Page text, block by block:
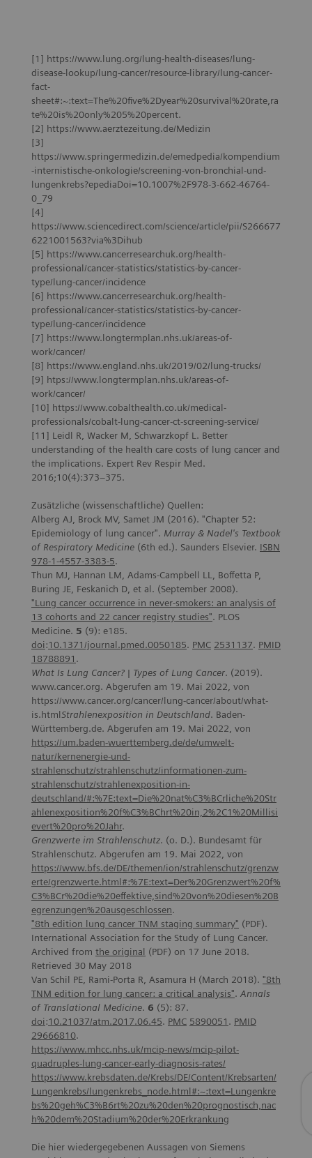
[1] https://www.lung.org/lung-health-diseases/lung-
disease-lookup/lung-cancer/resource-library/lung-cancer-
fact-
sheet#:~:text=The%20five%2Dyear%20survival%20rate,ra
te%20is%20only%205%20percent.
[2] https://www.aerztezeitung.de/Medizin
[3]
https://www.springermedizin.de/emedpedia/kompendium
-internistische-onkologie/screening-von-bronchial-und-
lungenkrebs?epediaDoi=10.1007%2F978-3-662-46764-
0_79
[4]
https://www.sciencedirect.com/science/article/pii/S266677
6221001563?via%3Dihub
[5] https://www.cancerresearchuk.org/health-
professional/cancer-statistics/statistics-by-cancer-
type/lung-cancer/incidence
[6] https://www.cancerresearchuk.org/health-
professional/cancer-statistics/statistics-by-cancer-
type/lung-cancer/incidence
[7] https://www.longtermplan.nhs.uk/areas-of-
work/cancer/
[8] https://www.england.nhs.uk/2019/02/lung-trucks/
[9] htps://www.longtermplan.nhs.uk/areas-of-
work/cancer/
[10] https://www.cobalthealth.co.uk/medical-
professionals/cobalt-lung-cancer-ct-screening-service/
[11] Leidl R, Wacker M, Schwarzkopf L. Better
understanding of the health care costs of lung cancer and
the implications. Expert Rev Respir Med.
2016;10(4):373–375.
Zusätzliche (wissenschaftliche) Quellen:
Alberg AJ, Brock MV, Samet JM (2016). "Chapter 52:
Epidemiology of lung cancer". Murray & Nadel's Textbook
of Respiratory Medicine (6th ed.). Saunders Elsevier. ISBN
978-1-4557-3383-5.
Thun MJ, Hannan LM, Adams-Campbell LL, Boffetta P,
Buring JE, Feskanich D, et al. (September 2008).
"Lung cancer occurrence in never-smokers: an analysis of
13 cohorts and 22 cancer registry studies". PLOS
Medicine. 5 (9): e185.
doi:10.1371/journal.pmed.0050185. PMC 2531137. PMID
18788891 .
What Is Lung Cancer? | Types of Lung Cancer. (2019).
www.cancer.org. Abgerufen am 19. Mai 2022, von
https://www.cancer.org/cancer/lung-cancer/about/what-
is.htmlStrahlenexposition in Deutschland. Baden-
Württemberg.de. Abgerufen am 19. Mai 2022, von
https://um.baden-wuerttemberg.de/de/umwelt-
natur/kernenergie-und-
strahlenschutz/strahlenschutz/informationen-zum-
strahlenschutz/strahlenexposition-in-
deutschland/#:%7E:text=Die%20nat%C3%BCrliche%20Str
ahlenexposition%20f%C3%BChrt%20in,2%2C1%20Millisi
evert%20pro%20Jahr.
Grenzwerte im Strahlenschutz. (o. D.). Bundesamt für
Strahlenschutz. Abgerufen am 19. Mai 2022, von
https://www.bfs.de/DE/themen/ion/strahlenschutz/grenzw
erte/grenzwerte.html#:%7E:text=Der%20Grenzwert%20f%
C3%BCr%20die%20effektive,sind%20von%20diesen%20B
egrenzungen%20ausgeschlossen.
"8th edition lung cancer TNM staging summary" (PDF).
International Association for the Study of Lung Cancer.
Archived from the original (PDF) on 17 June 2018.
Retrieved 30 May 2018
Van Schil PE, Rami-Porta R, Asamura H (March 2018). "8th
TNM edition for lung cancer: a critical analysis". Annals
of Translational Medicine. 6 (5): 87.
doi:10.21037/atm.2017.06.45. PMC 5890051 . PMID
29666810.
https://www.mhcc.nhs.uk/mcip-news/mcip-pilot-
quadruples-lung-cancer-early-diagnosis-rates/
https://www.krebsdaten.de/Krebs/DE/Content/Krebsarten/
Lungenkrebs/lungenkrebs_node.html#:~:text=Lungenkre
bs%20geh%C3%B6rt%20zu%20den%20prognostisch,nac
h%20dem%20Stadium%20der%20Erkrankung
Die hier wiedergegebenen Aussagen von Siemens